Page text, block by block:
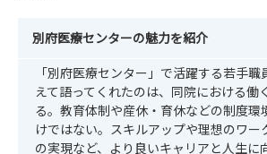
別府医療センターの魅力を紹介
「別府医療センター」で活躍する若手
えて語ってくれたのは、同院における働
る。教育体制や産休・育休などの制度環
けではない。スキルアップや理想のワー
の実現など、より良いキャリアと人生に